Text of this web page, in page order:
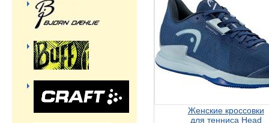
Женские кроссовки
для тенниса Head